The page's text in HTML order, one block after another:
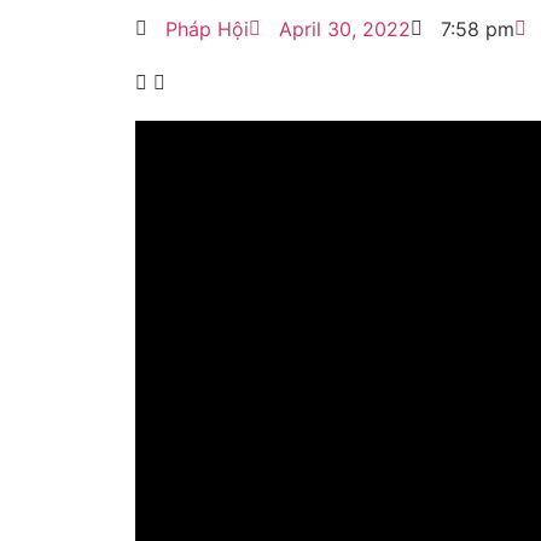
Pháp Hội April 30, 2022 7:58 pm